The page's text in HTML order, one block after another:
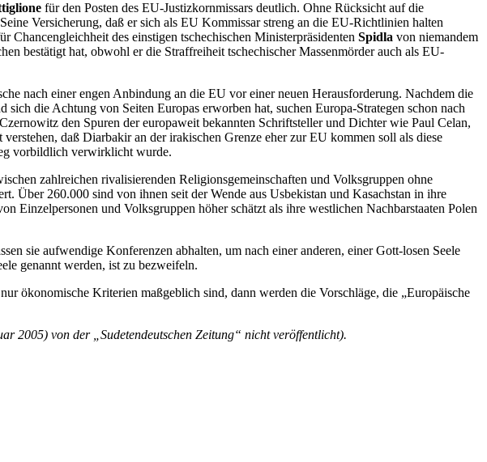
für den Posten des EU-Justizkornmissars deutlich. Ohne Rücksicht auf die
Versicherung, daß er sich als EU Kommissar streng an die EU-Richtlinien halten
des einstigen tschechischen Ministerpräsidenten Spidla von niemandem
bestätigt hat, obwohl er die Straffreiheit tschechischer Massenmörder auch als EU-
nach einer engen Anbindung an die EU vor einer neuen Herausforderung. Nachdem die
die Achtung von Seiten Europas erworben hat, suchen Europa-Strategen schon nach
den Spuren der europaweit bekannten Schriftsteller und Dichter wie Paul Celan,
daß Diarbakir an der irakischen Grenze eher zur EU kommen soll als diese
vorbildlich verwirklicht wurde.
zahlreichen rivalisierenden Religionsgemeinschaften und Volksgruppen ohne
Über 260.000 sind von ihnen seit der Wende aus Usbekistan und Kasachstan in ihre
Einzelpersonen und Volksgruppen höher schätzt als ihre westlichen Nachbarstaaten Polen
sie aufwendige Konferenzen abhalten, um nach einer anderen, einer Gott-losen Seele
genannt werden, ist zu bezweifeln.
ökonomische Kriterien maßgeblich sind, dann werden die Vorschläge, die „Europäische
2005) von der „Sudetendeutschen Zeitung“ nicht veröffentlicht).